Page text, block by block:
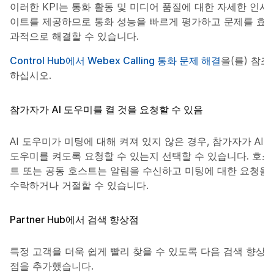
이러한 KPI는 통화 활동 및 미디어 품질에 대한 자세한 인사
이트를 제공하므로 통화 성능을 빠르게 평가하고 문제를 효
과적으로 해결할 수 있습니다.
Control Hub에서 Webex Calling 통화 문제 해결을(를) 참조
하십시오.
참가자가 AI 도우미를 켤 것을 요청할 수 있음
AI 도우미가 미팅에 대해 켜져 있지 않은 경우, 참가자가 AI
도우미를 켜도록 요청할 수 있는지 선택할 수 있습니다. 호스
트 또는 공동 호스트는 알림을 수신하고 미팅에 대한 요청을
수락하거나 거절할 수 있습니다.
Partner Hub에서 검색 향상점
특정 고객을 더욱 쉽게 빨리 찾을 수 있도록 다음 검색 향상
점을 추가했습니다.